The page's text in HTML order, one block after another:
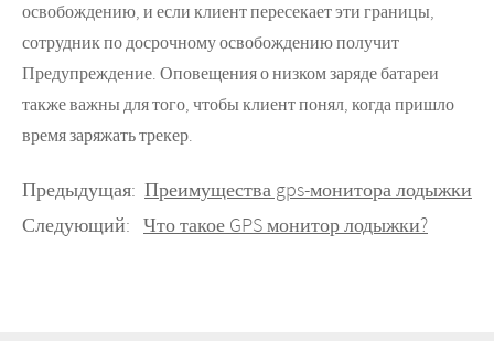
освобождению, и если клиент пересекает эти границы,
сотрудник по досрочному освобождению получит
Предупреждение. Оповещения о низком заряде батареи
также важны для того, чтобы клиент понял, когда пришло
время заряжать трекер.
Предыдущая: Преимущества gps-монитора лодыжки
Следующий: Что такое GPS монитор лодыжки?